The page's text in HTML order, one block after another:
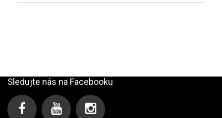
Sledujte nás na Facebooku